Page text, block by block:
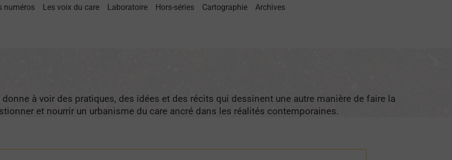
numéros Les voix du care Laboratoire Hors-séries Cartographie Archives
à voir des pratiques, des idées et des récits qui dessinent une autre manière de faire la
et nourrir un urbanisme du care ancré dans les réalités contemporaines.